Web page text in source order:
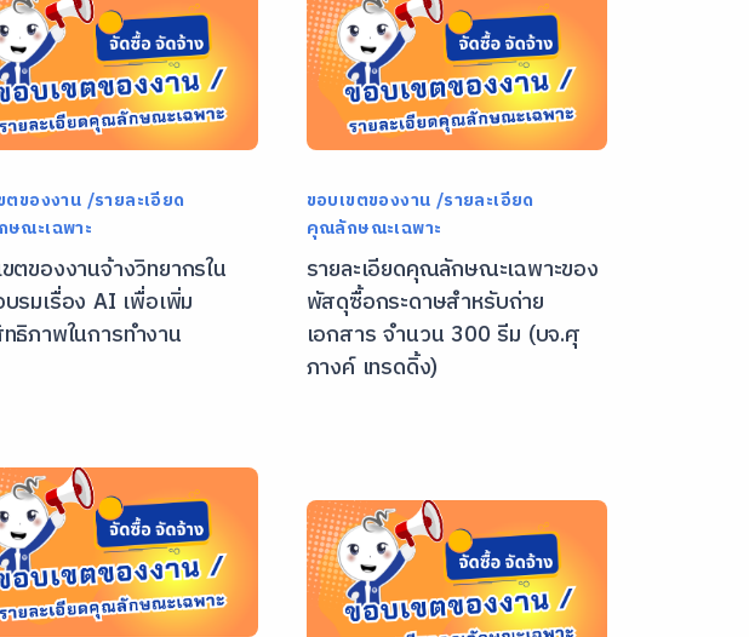
ตของงาน /รายละเอียด
ณะเฉพาะ
ตของงานจ้างวิทยากรใน
รมเรื่อง AI เพื่อเพิ่ม
ธิภาพในการทำงาน
ขอบเขตของงาน /รายละเอียด
คุณลักษณะเฉพาะ
รายละเอียดคุณลักษณะเฉพาะของ
พัสดุซื้อกระดาษสำหรับถ่าย
เอกสาร จำนวน 300 รีม (บจ.ศุุ
ภางค์ เทรดดิ้ง)